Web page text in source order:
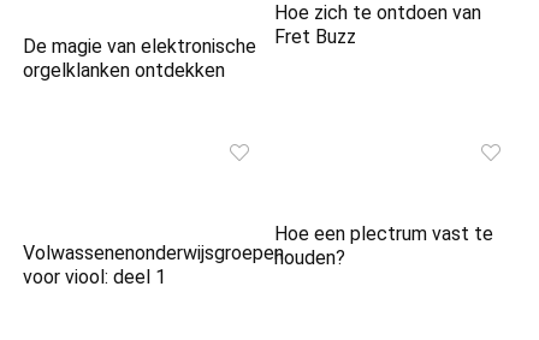
De magie van elektronische
orgelklanken ontdekken
Hoe zich te ontdoen van
Fret Buzz
Volwassenenonderwijsgroepen
voor viool: deel 1
Hoe een plectrum vast te
houden?